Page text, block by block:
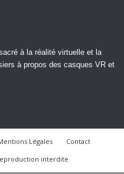
à la réalité virtuelle et la
à propos des casques VR et
Légales
Contact
interdite